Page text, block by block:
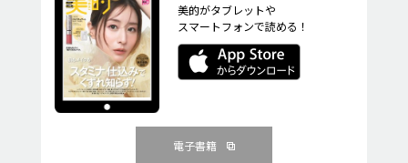
美的がタブレットや
スマートフォンで読める！
電子書籍